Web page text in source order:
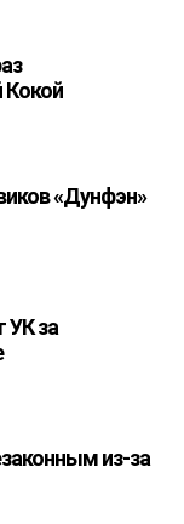
Кокой
«Дунфэн»
УК за
из-за